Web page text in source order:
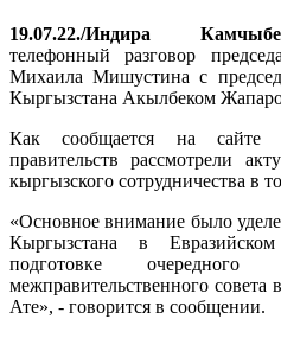
19.07.22./Индира
телефонный разговор
Михаила Мишустина с
Кыргызстана Акылбеком
Как сообщается на сайте
правительств рассмотрели
кыргызского сотрудничества в
«Основное внимание было
Кыргызстана в
подготовке очередного
межправительственного совета
Ате», - говорится в сообщении.